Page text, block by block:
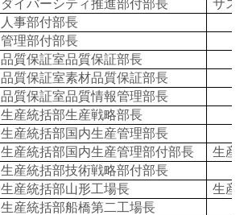
ダイバーシティ推進部付部長
サス
人事部付部長
管理部付部長
品質保証室品質保証部長
品質保証室素材品質保証部長
品質保証室品質情報管理部長
生産統括部生産戦略部長
生産統括部国内生産管理部長
生産統括部国内生産管理部付部長
生産
生産統括部技術戦略部付部長
生産統括部山形工場長
生産
生産統括部船橋第二工場長